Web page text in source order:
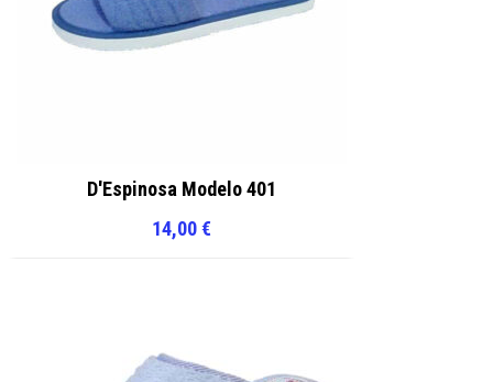
D'Espinosa Modelo 401
14,00€